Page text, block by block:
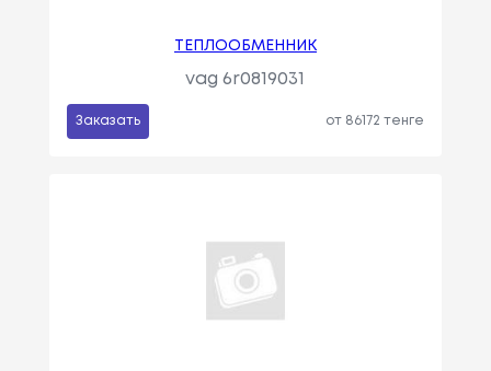
ТЕПЛООБМЕННИК
vag 6r0819031
Заказать от 86172 тенге